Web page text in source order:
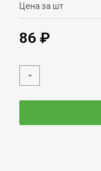
Цена за шт
86 ₽
-